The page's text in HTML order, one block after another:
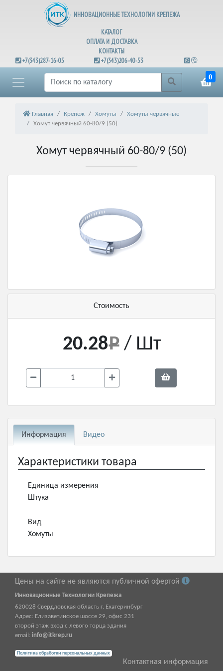
ИННОВАЦИОННЫЕ ТЕХНОЛОГИИ КРЕПЕЖА
КАТАЛОГ
ОПЛАТА И ДОСТАВКА
КОНТАКТЫ
+7(343)287-16-05
+7(343)206-40-53
0
Главная Крепеж Хомуты
Хомуты червячные
Хомут червячный 60-80/9 (50)
Хомут червячный 60-80/9 (50)
Стоимость
20.28 / Шт
Информация Видео
Характеристики товара
Единица измерения
Штука
Вид
Хомуты
Цены на сайте не являются публичной офертой
Инновационные Технологии Крепежа
620028 Свердловская область г. Екатеринбург
Адрес: Елизаветинское шоссе 29, офис 231
второй этаж вход с левого торца здания
email: info@itkrep.ru
Политика обработки персональных данных
Контактная информация